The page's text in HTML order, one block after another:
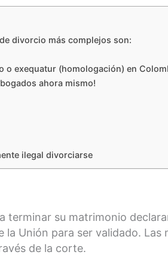
divorcio más complejos son:
o exequatur (homologación) en
ahora mismo!
ilegal divorciarse
terminar su matrimonio
Unión para ser validado.
de la corte.